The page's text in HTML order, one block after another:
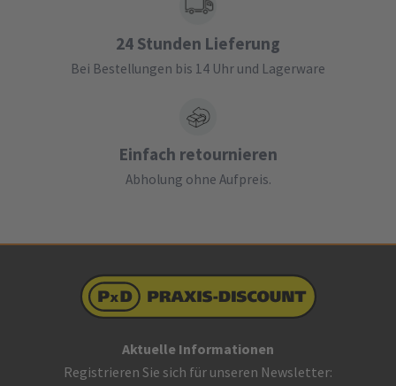
24 Stunden Lieferung
Bei Bestellungen bis 14 Uhr und Lagerware
Einfach retournieren
Abholung ohne Aufpreis.
Aktuelle Informationen
Registrieren Sie sich für unseren Newsletter: